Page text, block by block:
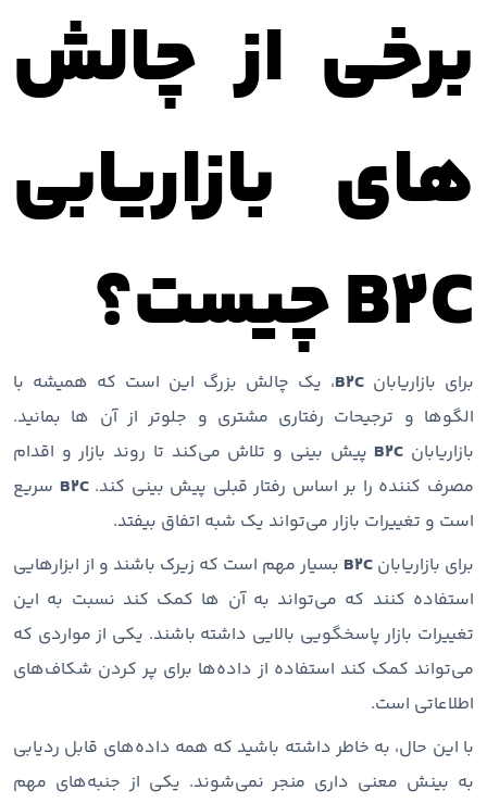
برخی از چالش
های بازاریابی
B2C چیست؟
برای بازاریابان B2C، یک چالش بزرگ این است که همیشه با
الگوها و ترجیحات رفتاری مشتری و جلوتر از آن ها بمانید.
بازاریابان B2C پیش بینی و تلاش می‌کند تا روند بازار و اقدام
مصرف کننده را بر اساس رفتار قبلی پیش بینی کند.B2C سریع
است و تغییرات بازار می‌تواند یک شبه اتفاق بیفتد.
برای بازاریابان B2C بسیار مهم است که زیرک باشند و از ابزارهایی
استفاده کنند که می‌تواند به آن ها کمک کند نسبت به این
تغییرات بازار پاسخگویی بالایی داشته باشند. یکی از مواردی که
می‌تواند کمک کند استفاده از داده‌ها برای پر کردن شکاف‌های
اطلاعاتی است.
با این حال، به خاطر داشته باشید که همه داده‌های قابل ردیابی
به بینش معنی‌ داری منجر نمی‌شوند. یکی از جنبه‌های مهم